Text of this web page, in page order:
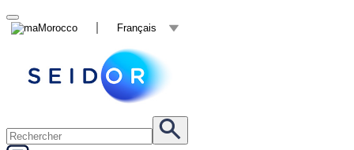
Morocco Français